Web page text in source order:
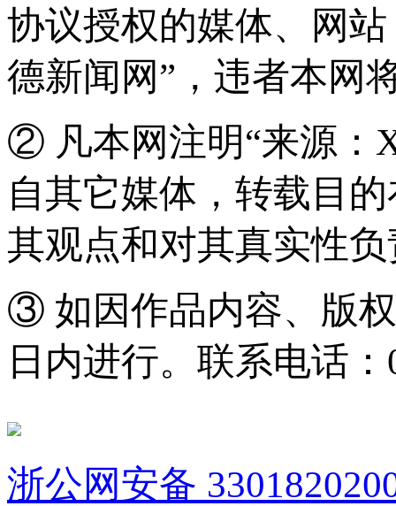
协议授权的媒体、网
德新闻网”，违者本网
② 凡本网注明“来源：
自其它媒体，转载目
其观点和对其真实性
③ 如因作品内容、版
日内进行。联系电话：
浙公网安备